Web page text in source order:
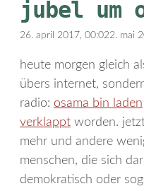
jubel um
26. april 2017, 00:022. mai
heute morgen gleich
übers internet,
radio: osama bin laden
verklappt worden.
mehr und andere
menschen, die sich
demokratisch oder